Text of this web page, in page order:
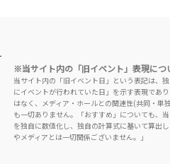
※当サイト内の「旧イベント」表現につ
当サイト内の「旧イベント日」という表記は、
にイベントが行われていた日」を示す表現であ
はなく、メディア・ホールとの関連性(共同・単
も一切ありません。「おすすめ」についても、
を独自に数値化し、独自の計算式に基いて算出
やメディアとは一切関係ございません。」